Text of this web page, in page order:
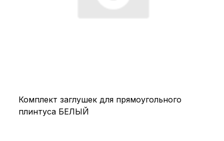
Комплект заглушек для прямоугольного
плинтуса БЕЛЫЙ